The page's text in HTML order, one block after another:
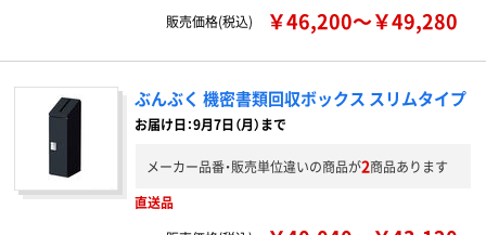
販売価格(税込)
￥46,200～￥49,280
ぶんぶく 機密書類回収ボックス スリムタイプ
お届け日：9月7日（月）まで
メーカー品番・販売単位違いの商品が2商品あります
直送品